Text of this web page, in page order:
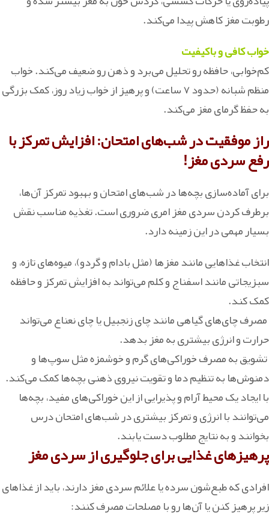
رطوبت مغز کاهش پیدا می‌کند.
خواب کافی و باکیفیت
کم‌خوابی، حافظه رو تحلیل می‌برد و ذهن رو ضعیف می‌کند. خواب
منظم شبانه (حدود ۷ ساعت) و پرهیز از خواب زیاد روز، کمک بزرگی
به حفظ گرمای مغز می‌کند.
راز موفقیت در شب‌های امتحان: افزایش تمرکز با
رفع سردی مغز!
برای آماده‌سازی بچه‌ها در شب‌های امتحان و بهبود تمرکز آن‌ها،
برطرف کردن سردی مغز امری ضروری است. تغذیه مناسب نقش
بسیار مهمی در این زمینه دارد.
انتخاب غذاهایی مانند مغزها (مثل بادام و گردو)، میوه‌های تازه، و
سبزیجاتی مانند اسفناج و کلم می‌تواند به افزایش تمرکز و حافظه
کمک کند.
مصرف چای‌های گیاهی مانند چای زنجبیل یا چای نعناع می‌تواند
حرارت و انرژی بیشتری به مغز بدهد.
تشویق به مصرف خوراکی‌های گرم و خوشمزه مثل سوپ‌ها و
دمنوش‌ها به تنظیم دما و تقویت نیروی ذهنی بچه‌ها کمک می‌کند.
با ایجاد یک محیط آرام و پذیرایی از این خوراکی‌های مفید، بچه‌ها
می‌توانند با انرژی و تمرکز بیشتری در شب‌های امتحان درس
بخوانند و به نتایج مطلوب دست یابند.
پرهیزهای غذایی برای جلوگیری از سردی مغز
افرادی که طبع‌شون سرده یا علائم سردی مغز دارند، باید از غذاهای
زیر پرهیز کنن یا آن‌ها رو با مصلحات مصرف کنند: